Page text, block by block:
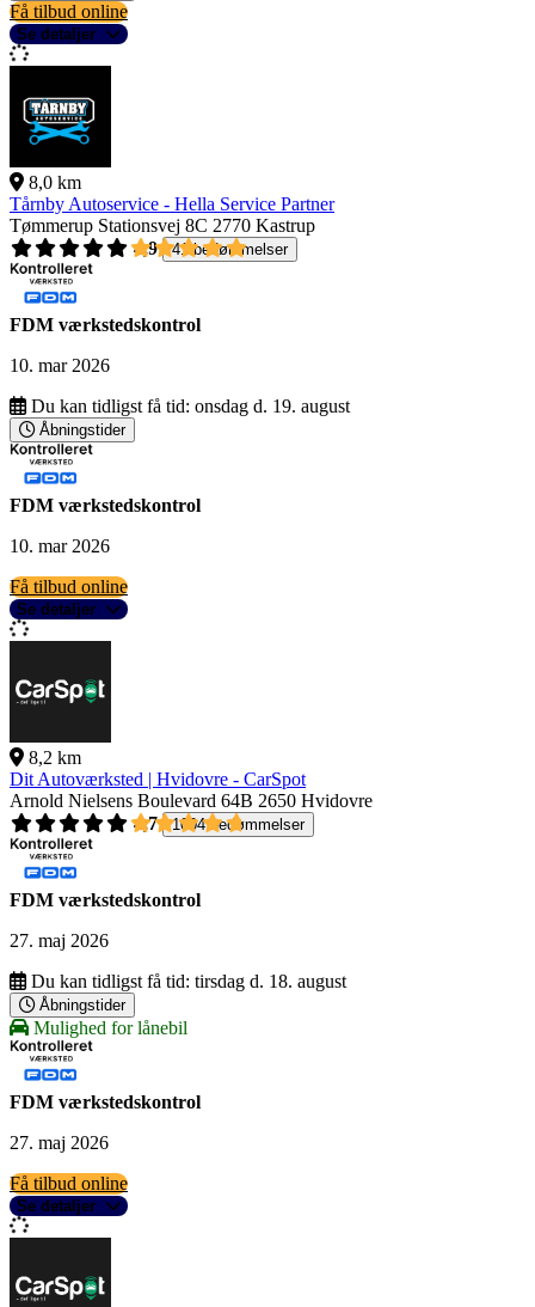
Få tilbud online
Se detaljer
8,0 km
Tårnby Autoservice - Hella Service Partner
Tømmerup Stationsvej 8C 2770 Kastrup
4,9
41 bedømmelser
FDM værkstedskontrol
10. mar 2026
Du kan tidligst få tid: onsdag d. 19. august
Åbningstider
FDM værkstedskontrol
10. mar 2026
Få tilbud online
Se detaljer
8,2 km
Dit Autoværksted | Hvidovre - CarSpot
Arnold Nielsens Boulevard 64B 2650 Hvidovre
4,7
1004 bedømmelser
FDM værkstedskontrol
27. maj 2026
Du kan tidligst få tid: tirsdag d. 18. august
Åbningstider
Mulighed for lånebil
FDM værkstedskontrol
27. maj 2026
Få tilbud online
Se detaljer